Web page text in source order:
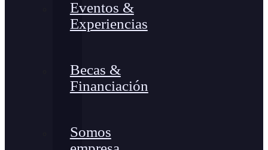
Eventos &
Experiencias
Becas &
Financiación
Somos